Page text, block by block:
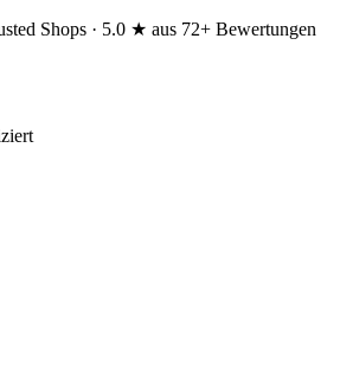
Shops · 5.0 ★ aus 72+ Bewertungen